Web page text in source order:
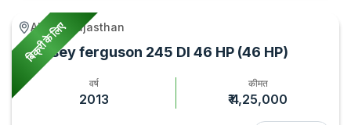
बिक्री के लिए
Ahore, Rajasthan
Massey ferguson 245 DI 46 HP (46 HP)
वर्ष
2013
कीमत
₹ 4,25,000